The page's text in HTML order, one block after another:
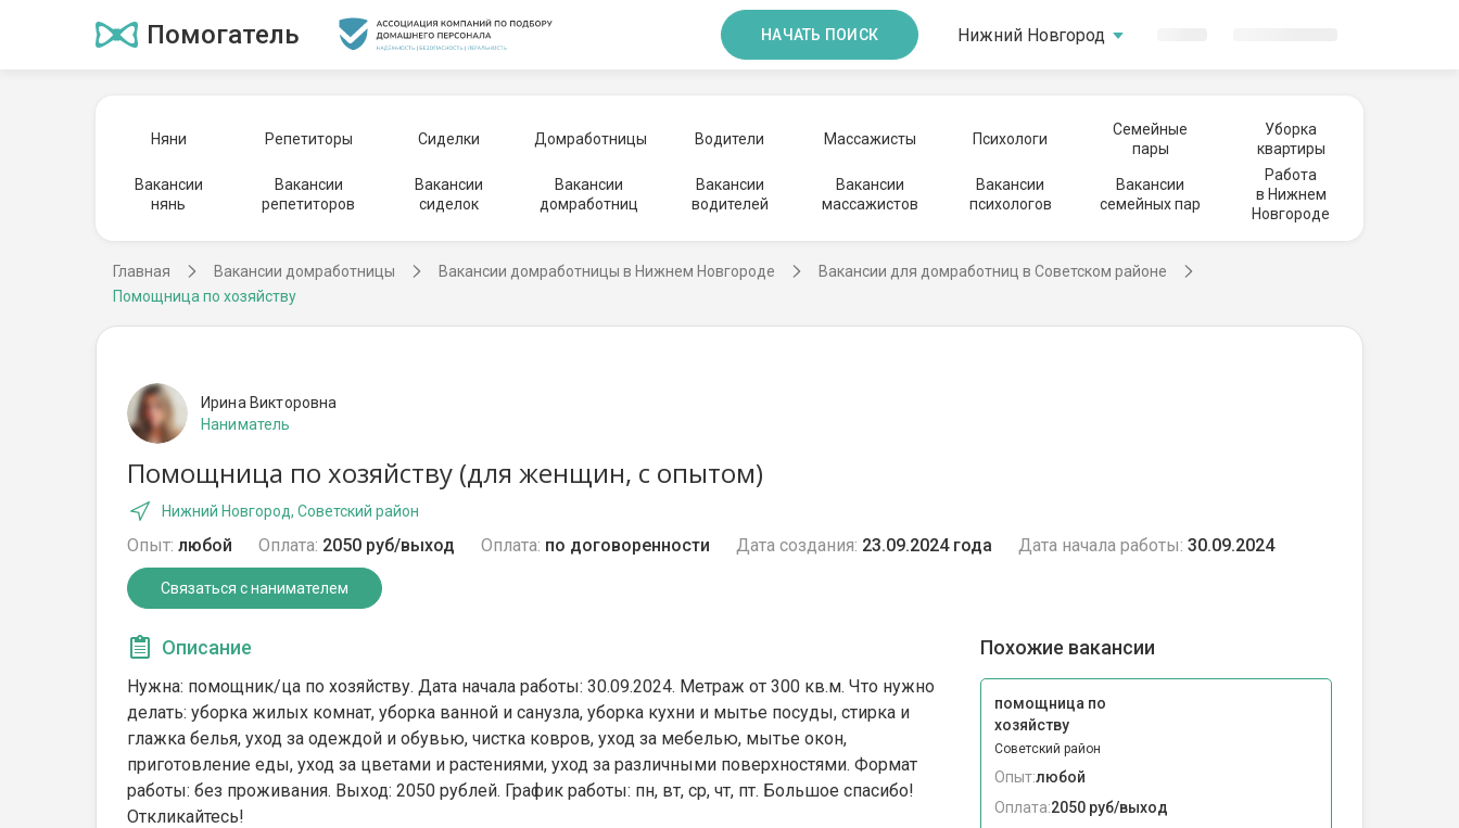
Помогатель НАЧАТЬ ПОИСК Нижний Новгород
Няни Репетиторы Сиделки Домработницы Водители Массажисты Психологи
Семейные
пары
Уборка
квартиры
Вакансии
нянь
Вакансии
репетиторов
Вакансии
сиделок
Вакансии
домработниц
Вакансии
водителей
Вакансии
массажистов
Вакансии
психологов
Вакансии
семейных пар
Работа
в Нижнем
Новгороде
Главная Вакансии домработницы Вакансии домработницы в Нижнем Новгороде
Вакансии для домработниц в Советском районе
Помощница по хозяйству
Ирина Викторовна
Наниматель
Помощница по хозяйству (для женщин, с опытом)
Нижний Новгород, Советский район
Опыт: любой Оплата: 2050 руб/выход Оплата: по договоренности Дата создания: 23.09.2024 года Дата начала работы: 30.09.2024
Связаться с нанимателем
Описание
Нужна: помощник/ца по хозяйству. Дата начала работы: 30.09.2024. Метраж от 300 кв.м. Что нужно
делать: уборка жилых комнат, уборка ванной и санузла, уборка кухни и мытье посуды, стирка и
глажка белья, уход за одеждой и обувью, чистка ковров, уход за мебелью, мытье окон,
приготовление еды, уход за цветами и растениями, уход за различными поверхностями. Формат
работы: без проживания. Выход: 2050 рублей. График работы: пн, вт, ср, чт, пт. Большое спасибо!
Откликайтесь!
Похожие вакансии
помощница по
хозяйству
Советский район
Опыт:любой
Оплата:2050 руб/выход